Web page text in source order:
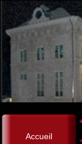
Accueil